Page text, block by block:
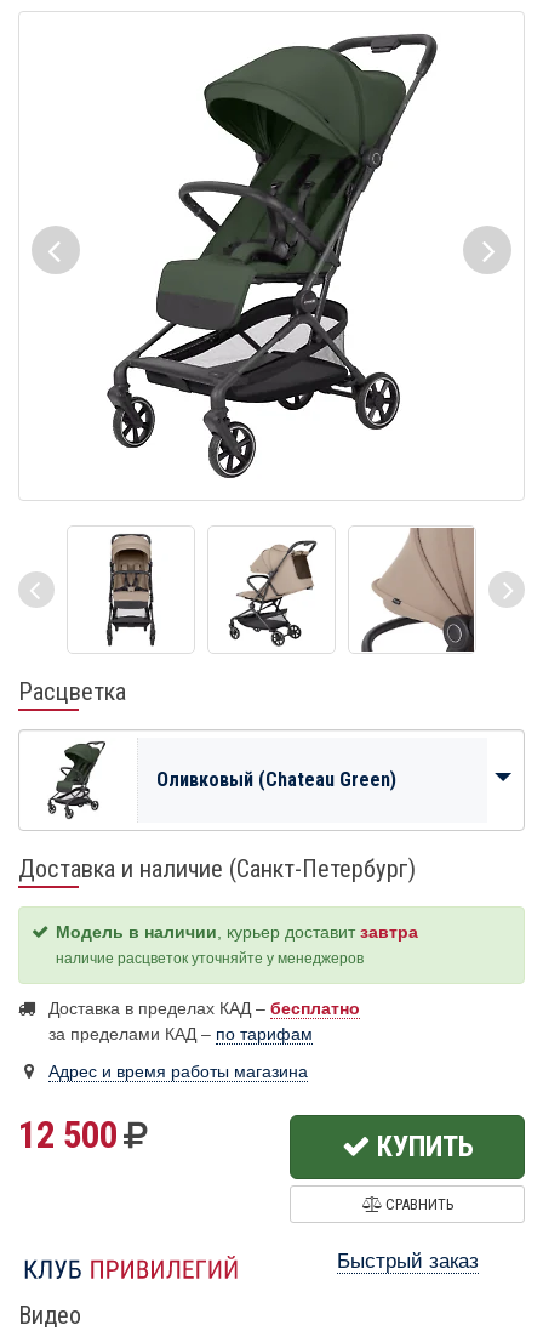
Расцветка
Оливковый (Chateau Green)
Доставка и наличие (Санкт-Петербург)
Модель в наличии , курьер доставитзавтра
наличие расцветок уточняйте у менеджеров
Доставка в пределах КАД – бесплатно
за пределами КАД – по тарифам
Адрес и время работы магазина
12 500 КУПИТЬ
СРАВНИТЬ
Быстрый заказ
Видео